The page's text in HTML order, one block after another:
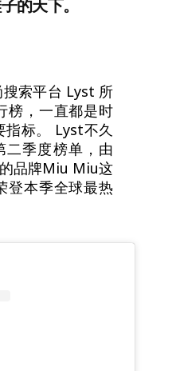
的天下。
索平台 Lyst 所
榜，一直都是时
指标。 Lyst不久
二季度榜单，由
品牌Miu Miu这
登本季全球最热